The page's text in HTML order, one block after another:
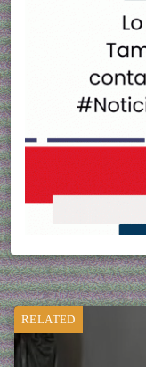
RELATED